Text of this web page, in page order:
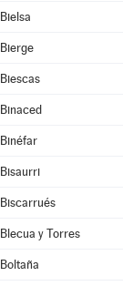
Bielsa
Bierge
Biescas
Binaced
Binéfar
Bisaurri
Biscarrués
Blecua y Torres
Boltaña